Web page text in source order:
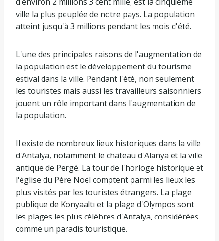
ville la plus peuplée de notre pays. La population
atteint jusqu'à 3 millions pendant les mois d'été.
L'une des principales raisons de l'augmentation de
la population est le développement du tourisme
estival dans la ville. Pendant l'été, non seulement
les touristes mais aussi les travailleurs saisonniers
jouent un rôle important dans l'augmentation de
la population.
Il existe de nombreux lieux historiques dans la ville
d'Antalya, notamment le château d'Alanya et la ville
antique de Pergé. La tour de l'horloge historique et
l'église du Père Noël comptent parmi les lieux les
plus visités par les touristes étrangers. La plage
publique de Konyaaltı et la plage d'Olympos sont
les plages les plus célèbres d'Antalya, considérées
comme un paradis touristique.